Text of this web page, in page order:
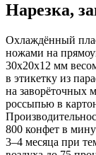
Нарезка,
Охлаждённый
ножами на
30x20x12 мм
в этикетку из
на заворёточных
россыпью в
800 конфет в
3–4 месяца при